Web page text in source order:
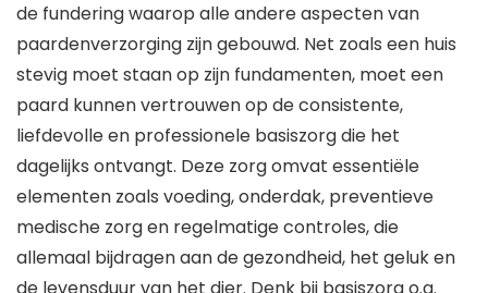
de fundering waarop alle andere aspecten van
paardenverzorging zijn gebouwd. Net zoals een huis
stevig moet staan op zijn fundamenten, moet een
paard kunnen vertrouwen op de consistente,
liefdevolle en professionele basiszorg die het
dagelijks ontvangt. Deze zorg omvat essentiële
elementen zoals voeding, onderdak, preventieve
medische zorg en regelmatige controles, die
allemaal bijdragen aan de gezondheid, het geluk en